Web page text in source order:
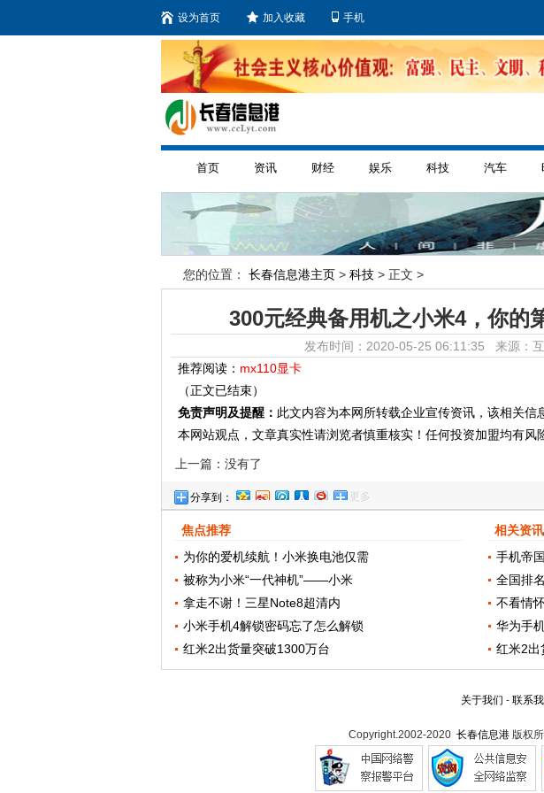
设为首页 加入收藏 手机
首页 资讯 财经 娱乐 科技 汽车
您的位置： 长春信息港主页 > 科技 > 正文 >
300元经典备用机之小米4，你的
发布时间：2020-05-25 06:11:35 来源：
推荐阅读： mx110显卡
（正文已结束）
免责声明及提醒： 此文内容为本网所转载企业宣传资讯，该相关
本网站观点，文章真实性请浏览者慎重核实！任何投资加盟均有风
上一篇：没有了
分享到： 更多
焦点推荐
为你的爱机续航！小米换电池仅需
被称为小米“一代神机”——小米
拿走不谢！三星Note8超清内
小米手机4解锁密码忘了怎么解锁
红米2出货量突破1300万台
相关资讯
手机帝
全国排
不看情
华为手
红米2出
关于我们 - 联系
Copyright.2002-2020 长春信息港版权所